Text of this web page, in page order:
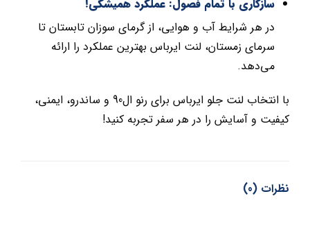
سازگاری با تمام فصول: عملکرد همیشگی!
در هر شرایط آب و هوایی، از گرمای سوزان تابستان تا
سرمای زمستان، لنت ایرباس بهترین عملکرد را ارائه
می‌دهد.
با انتخاب لنت جلو ایرباس برای رنو ال90 و ساندرو، ایمنی،
کیفیت و آسایش را در هر سفر تجربه کنید!
نظرات (0)